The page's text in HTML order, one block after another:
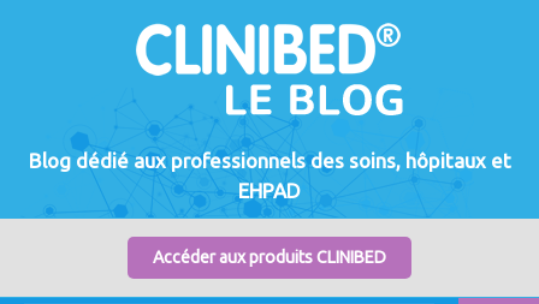
Accéder aux produits CLINIBED
Blog dédié aux professionnels des soins, hôpitaux et
EHPAD